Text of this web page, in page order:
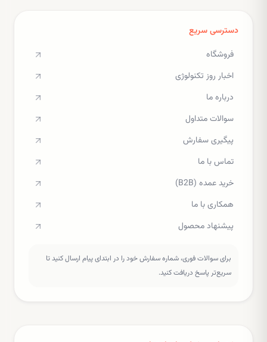
دسترسی سریع
فروشگاه
اخبار روز تکنولوژی
درباره ما
سوالات متداول
پیگیری سفارش
تماس با ما
خرید عمده (B2B)
همکاری با ما
پیشنهاد محصول
برای سوالات فوری، شماره سفارش خود را در ابتدای پیام ارسال کنید تا
سریع‌تر پاسخ دریافت کنید.